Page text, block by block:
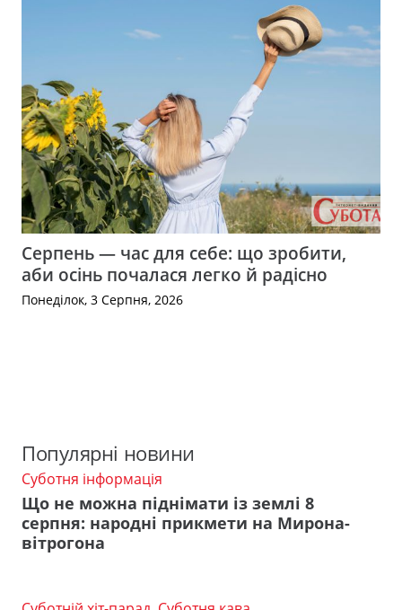
Серпень — час для себе: що зробити,
аби осінь почалася легко й радісно
Понеділок, 3 Серпня, 2026
Популярні новини
Суботня інформація
Що не можна піднімати із землі 8
серпня: народні прикмети на Мирона-
вітрогона